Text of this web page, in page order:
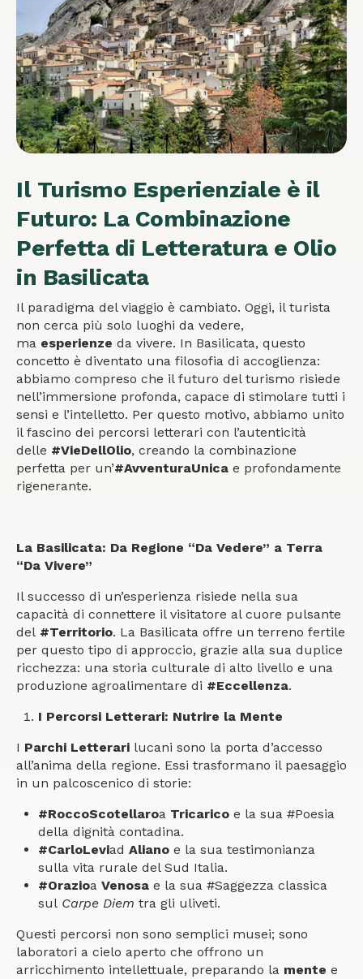
Il Turismo Esperienziale è il
Futuro: La Combinazione
Perfetta di Letteratura e Olio
in Basilicata
Il paradigma del viaggio è cambiato. Oggi, il turista
non cerca più solo luoghi da vedere,
ma esperienze da vivere. In Basilicata, questo
concetto è diventato una filosofia di accoglienza:
abbiamo compreso che il futuro del turismo risiede
nell’immersione profonda, capace di stimolare tutti i
sensi e l’intelletto. Per questo motivo, abbiamo unito
il fascino dei percorsi letterari con l’autenticità
delle #VieDellOlio, creando la combinazione
perfetta per un’#AvventuraUnica e profondamente
rigenerante.
La Basilicata: Da Regione “Da Vedere” a Terra
“Da Vivere”
Il successo di un’esperienza risiede nella sua
capacità di connettere il visitatore al cuore pulsante
del #Territorio. La Basilicata offre un terreno fertile
per questo tipo di approccio, grazie alla sua duplice
ricchezza: una storia culturale di alto livello e una
produzione agroalimentare di #Eccellenza.
I Percorsi Letterari: Nutrire la Mente
I Parchi Letterari lucani sono la porta d’accesso
all’anima della regione. Essi trasformano il paesaggio
in un palcoscenico di storie:
#RoccoScotellaroa Tricarico e la sua #Poesia
della dignità contadina.
#CarloLeviadAliano e la sua testimonianza
sulla vita rurale del Sud Italia.
#OrazioaVenosa e la sua #Saggezza classica
sul Carpe Diem tra gli uliveti.
Questi percorsi non sono semplici musei; sono
laboratori a cielo aperto che offrono un
arricchimento intellettuale, preparando la mente e